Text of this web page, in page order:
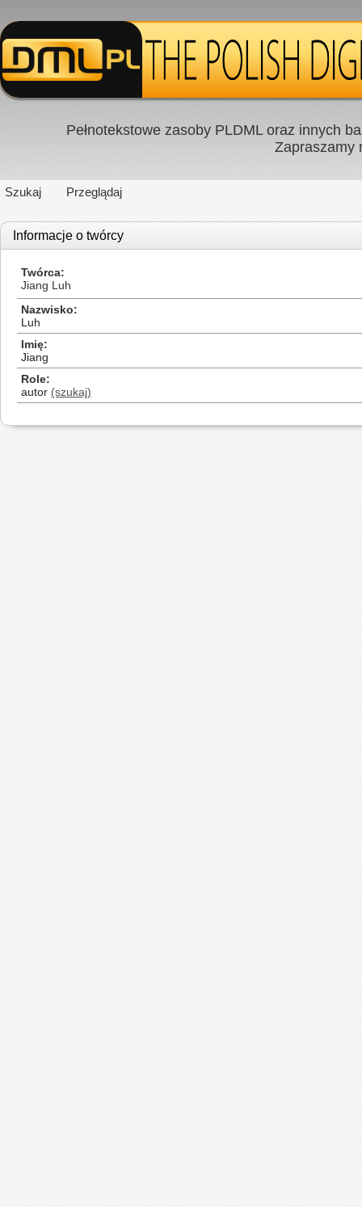
Pełnotekstowe zasoby PLDML oraz innych
Zapraszamy
Szukaj Przeglądaj
Informacje o twórcy
Twórca
Jiang Luh
Nazwisko
Luh
Imię
Jiang
Role
autor (szukaj)